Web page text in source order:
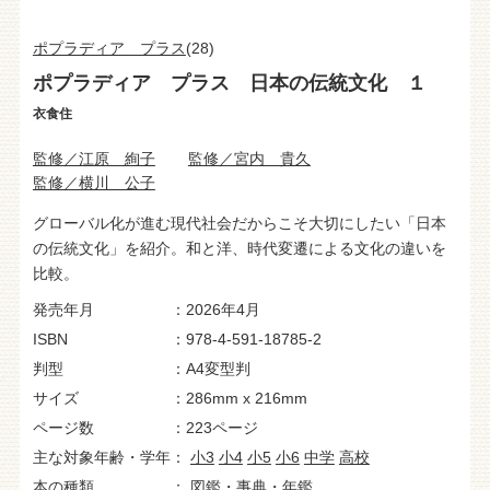
ポプラディア プラス(28)
ポプラディア プラス 日本の伝統文化 １
衣食住
監修／江原 絢子
監修／宮内 貴久
監修／横川 公子
グローバル化が進む現代社会だからこそ大切にしたい「日本
の伝統文化」を紹介。和と洋、時代変遷による文化の違いを
比較。
発売年月
2026年4月
ISBN
978-4-591-18785-2
判型
A4変型判
サイズ
286mm x 216mm
ページ数
223ページ
主な対象年齢・学年
小3 小4 小5 小6 中学 高校